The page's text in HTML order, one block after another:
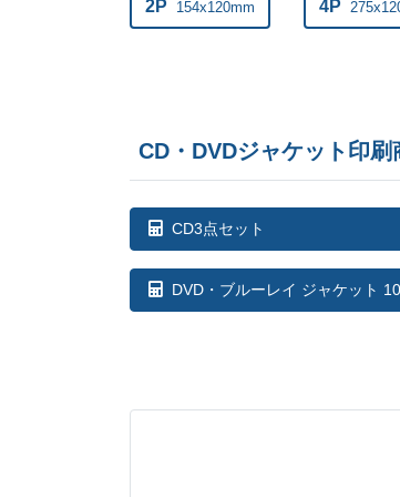
2P 154x120mm 4P
CD・DVDジャケット印
CD3点セット
DVD・ブルーレイ ジャケット